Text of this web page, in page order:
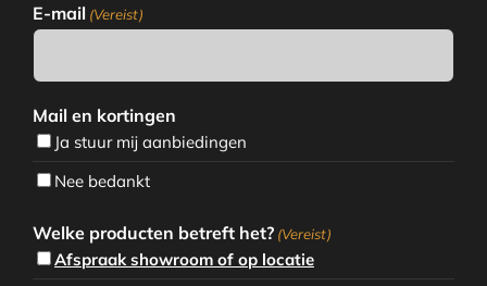
E-mail (Vereist)
Mail en kortingen
Ja stuur mij aanbiedingen
Nee bedankt
Welke producten betreft het? (Vereist)
Afspraak showroom of op locatie